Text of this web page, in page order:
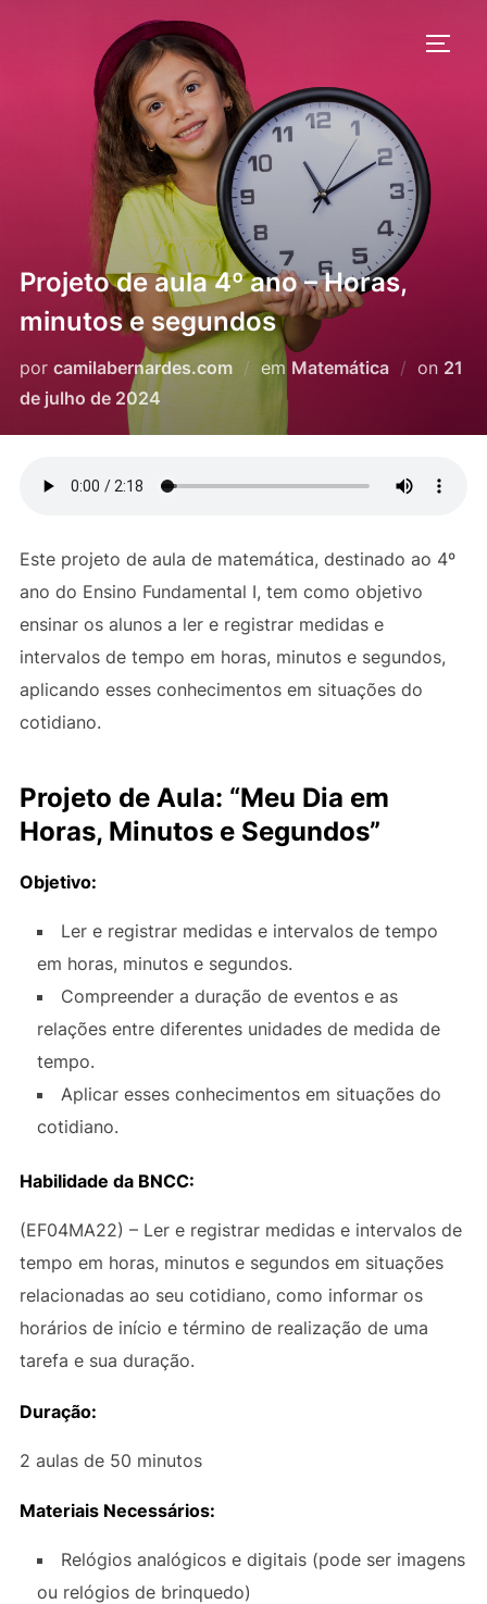
Projeto de aula 4º ano – Horas,
minutos e segundos
por camilabernardes.com em Matemática on 21
de julho de 2024
Este projeto de aula de matemática, destinado ao 4º
ano do Ensino Fundamental I, tem como objetivo
ensinar os alunos a ler e registrar medidas e
intervalos de tempo em horas, minutos e segundos,
aplicando esses conhecimentos em situações do
cotidiano.
Projeto de Aula: “Meu Dia em
Horas, Minutos e Segundos”
Objetivo:
Ler e registrar medidas e intervalos de tempo
em horas, minutos e segundos.
Compreender a duração de eventos e as
relações entre diferentes unidades de medida de
tempo.
Aplicar esses conhecimentos em situações do
cotidiano.
Habilidade da BNCC:
(EF04MA22) – Ler e registrar medidas e intervalos de
tempo em horas, minutos e segundos em situações
relacionadas ao seu cotidiano, como informar os
horários de início e término de realização de uma
tarefa e sua duração.
Duração:
2 aulas de 50 minutos
Materiais Necessários:
Relógios analógicos e digitais (pode ser imagens
ou relógios de brinquedo)